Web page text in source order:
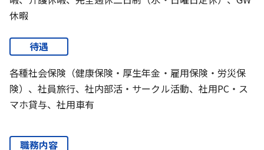
休暇
待遇
各種社会保険（健康保険・厚生年金・雇用保険・労災保
険）、社員旅行、社内部活・サークル活動、社用PC・ス
マホ貸与、社用車有
職務内容